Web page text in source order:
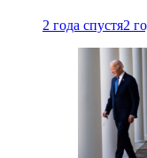
2 года спустя2